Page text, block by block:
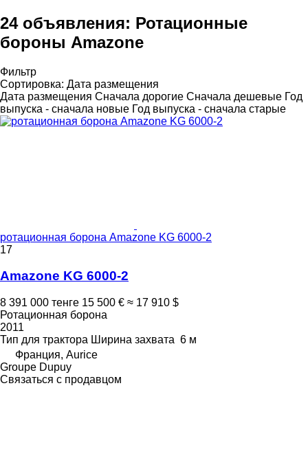
24 объявления: Ротационные
бороны Amazone
Фильтр
Сортировка: Дата размещения
Дата размещения Сначала дорогие Сначала дешевые Год
выпуска - сначала новые Год выпуска - сначала старые
ротационная борона Amazone KG 6000-2
17
Amazone KG 6000-2
8 391 000 тенге 15 500 € ≈ 17 910 $
Ротационная борона
2011
Тип для трактора Ширина захвата 6 м
Франция, Aurice
Groupe Dupuy
Связаться с продавцом